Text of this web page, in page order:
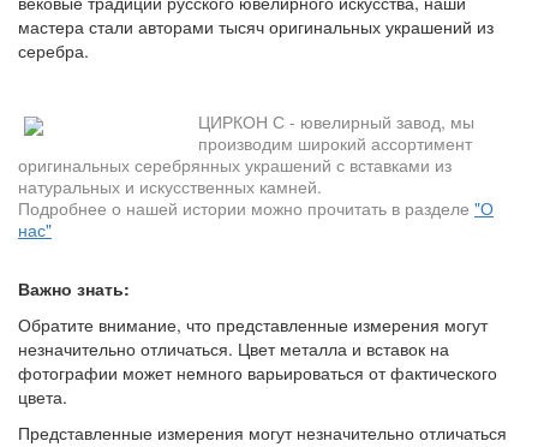
мастера стали авторами тысяч оригинальных украшений из
серебра.
ЦИРКОН С - ювелирный завод, мы
производим широкий ассортимент
оригинальных серебрянных украшений с вставками из
натуральных и искусственных камней.
Подробнее о нашей истории можно прочитать в разделе "О
нас"
Важно знать:
Обратите внимание, что представленные измерения могут
незначительно отличаться. Цвет металла и вставок на
фотографии может немного варьироваться от фактического
цвета.
Представленные измерения могут незначительно отличаться